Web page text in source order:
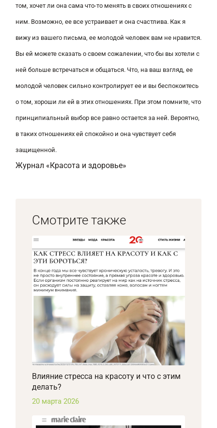
том, хочет ли она сама что-то менять в своих отношениях с
ним. Возможно, ее все устраивает и она счастлива. Как я
вижу из вашего письма, ее молодой человек вам не нравится.
Вы ей можете сказать о своем сожалении, что бы вы хотели с
ней больше встречаться и общаться. Что, на ваш взгляд, ее
молодой человек сильно контролирует ее и вы беспокоитесь
о том, хороши ли ей в этих отношениях. При этом помните, что
принципиальный выбор все равно остается за ней. Вероятно,
в таких отношениях ей спокойно и она чувствует себя
защищенной.
Журнал «Красота и здоровье»
Смотрите также
Влияние стресса на красоту и что с этим
делать?
20 марта 2026